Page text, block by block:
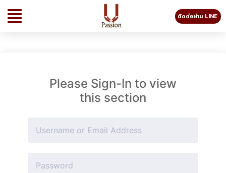
ติดต่อผ่าน LINE
Please Sign-In to view
this section